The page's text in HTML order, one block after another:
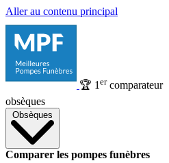
Aller au contenu principal
🏆 1 ercomparateur
obsèques
Obsèques
Comparer les pompes funèbres